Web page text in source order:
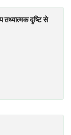
तथ्यात्मक दृष्टि से